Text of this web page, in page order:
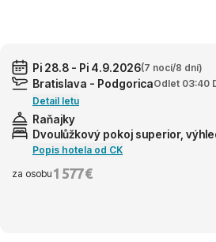
Pi 28.8 - Pi 4.9.2026(7 nocí/8 dní)
Bratislava - PodgoricaOdlet 03:40
Detail letu
Raňajky
Dvoulůžkový pokoj superior,
Popis hotela od CK
za osobu 1 577 €